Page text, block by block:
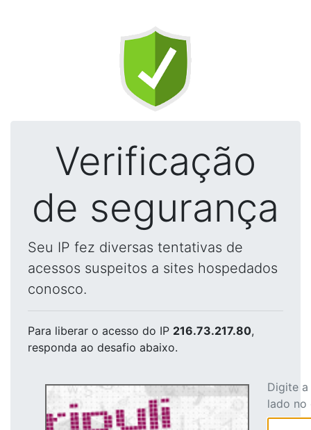
Verificação
de segurança
Seu IP fez diversas tentativas de
acessos suspeitos a sites hospedados
conosco.
Para liberar o acesso do IP 216.73.217.80,
responda ao desafio abaixo.
Digite
lado no